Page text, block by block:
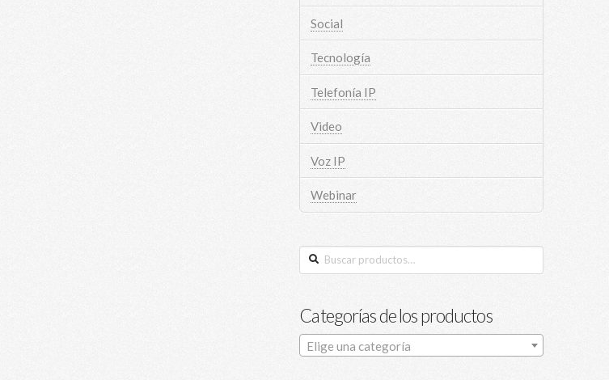
Social
Tecnología
Telefonía IP
Video
Voz IP
Webinar
Buscar
por:
Categorías de los productos
Elige una categoría